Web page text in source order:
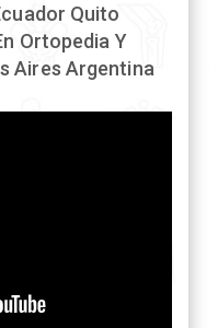
Quito
Ortopedia Y
Aires Argentina